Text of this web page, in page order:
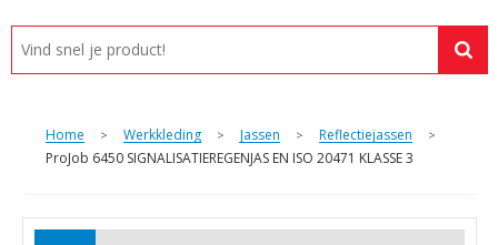
Home > Werkkleding > Jassen > Reflectiejassen >
ProJob 6450 SIGNALISATIEREGENJAS EN ISO 20471 KLASSE 3